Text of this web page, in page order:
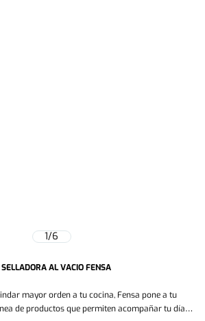
1/6
AL VACIO FENSA
mayor orden a tu cocina, Fensa pone a tu
de productos que permiten acompañar tu día a